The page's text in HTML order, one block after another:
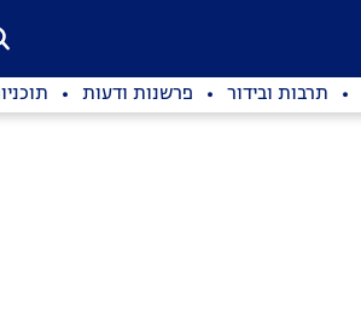
תרבות ובידור פרשנות ודעות